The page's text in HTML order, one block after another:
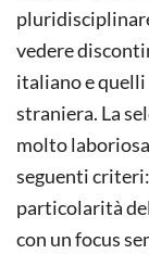
vedere
italiano e
straniera. La
molto
seguenti
particolarità
con un focus